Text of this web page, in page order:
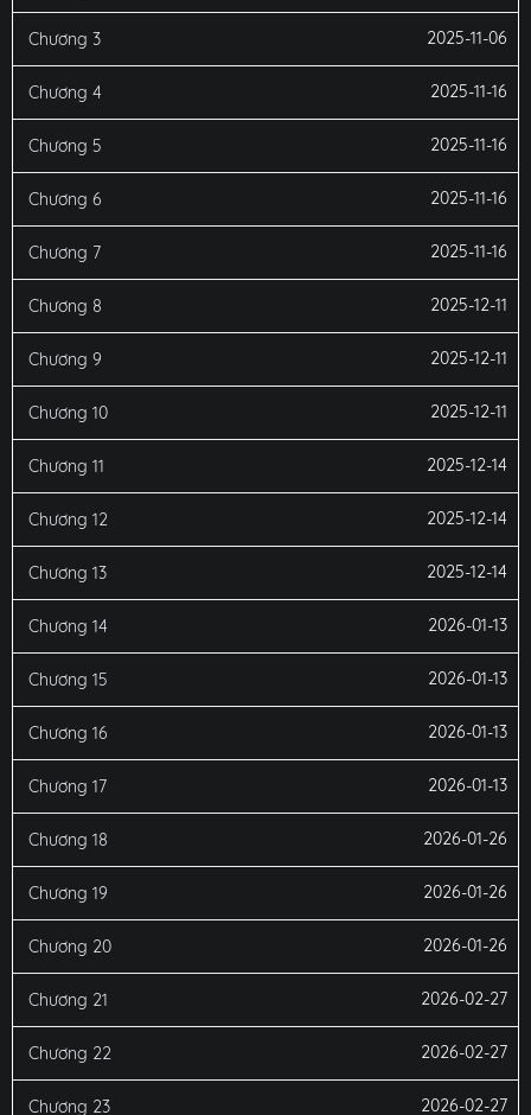
Chương 3 2025-11-06
Chương 4 2025-11-16
Chương 5 2025-11-16
Chương 6 2025-11-16
Chương 7 2025-11-16
Chương 8 2025-12-11
Chương 9 2025-12-11
Chương 10 2025-12-11
Chương 11 2025-12-14
Chương 12 2025-12-14
Chương 13 2025-12-14
Chương 14 2026-01-13
Chương 15 2026-01-13
Chương 16 2026-01-13
Chương 17 2026-01-13
Chương 18 2026-01-26
Chương 19 2026-01-26
Chương 20 2026-01-26
Chương 21 2026-02-27
Chương 22 2026-02-27
Chương 23 2026-02-27